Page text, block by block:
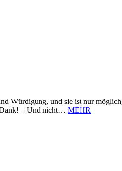
Würdigung, und sie ist nur
Dank! – Und nicht… MEHR